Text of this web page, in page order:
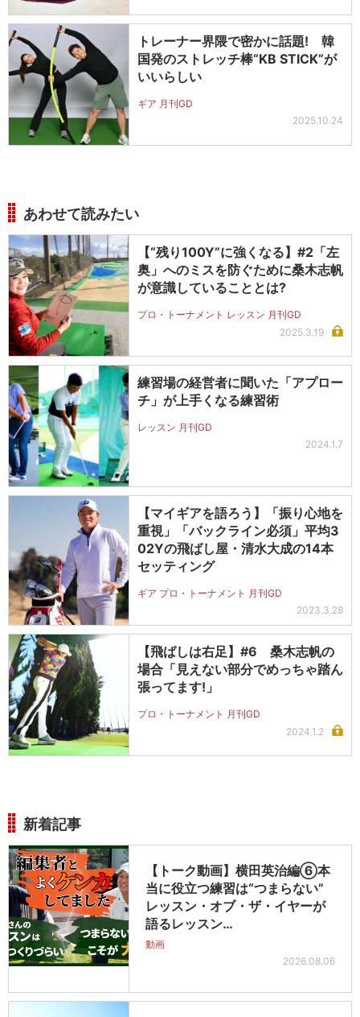
トレーナー界隈で密かに話題! 韓
国発のストレッチ棒“KB STICK”が
いいらしい
ギア 月刊GD
2025.10.24
あわせて読みたい
【“残り100Y”に強くなる】#2「左
奥」へのミスを防ぐために桑木志帆
が意識していることとは?
プロ・トーナメント レッスン 月刊GD
2025.3.19
練習場の経営者に聞いた「アプロー
チ」が上手くなる練習術
レッスン 月刊GD
2024.1.7
【マイギアを語ろう】「振り心地を
重視」「バックライン必須」平均3
02Yの飛ばし屋・清水大成の14本
セッティング
ギア プロ・トーナメント 月刊GD
2023.3.28
【飛ばしは右足】#6 桑木志帆の
場合「見えない部分でめっちゃ踏ん
張ってます!」
プロ・トーナメント 月刊GD
2024.1.2
新着記事
【トーク動画】横田英治編⑥本
当に役立つ練習は“つまらない”
レッスン・オブ・ザ・イヤーが
語るレッスン…
動画
2026.08.06